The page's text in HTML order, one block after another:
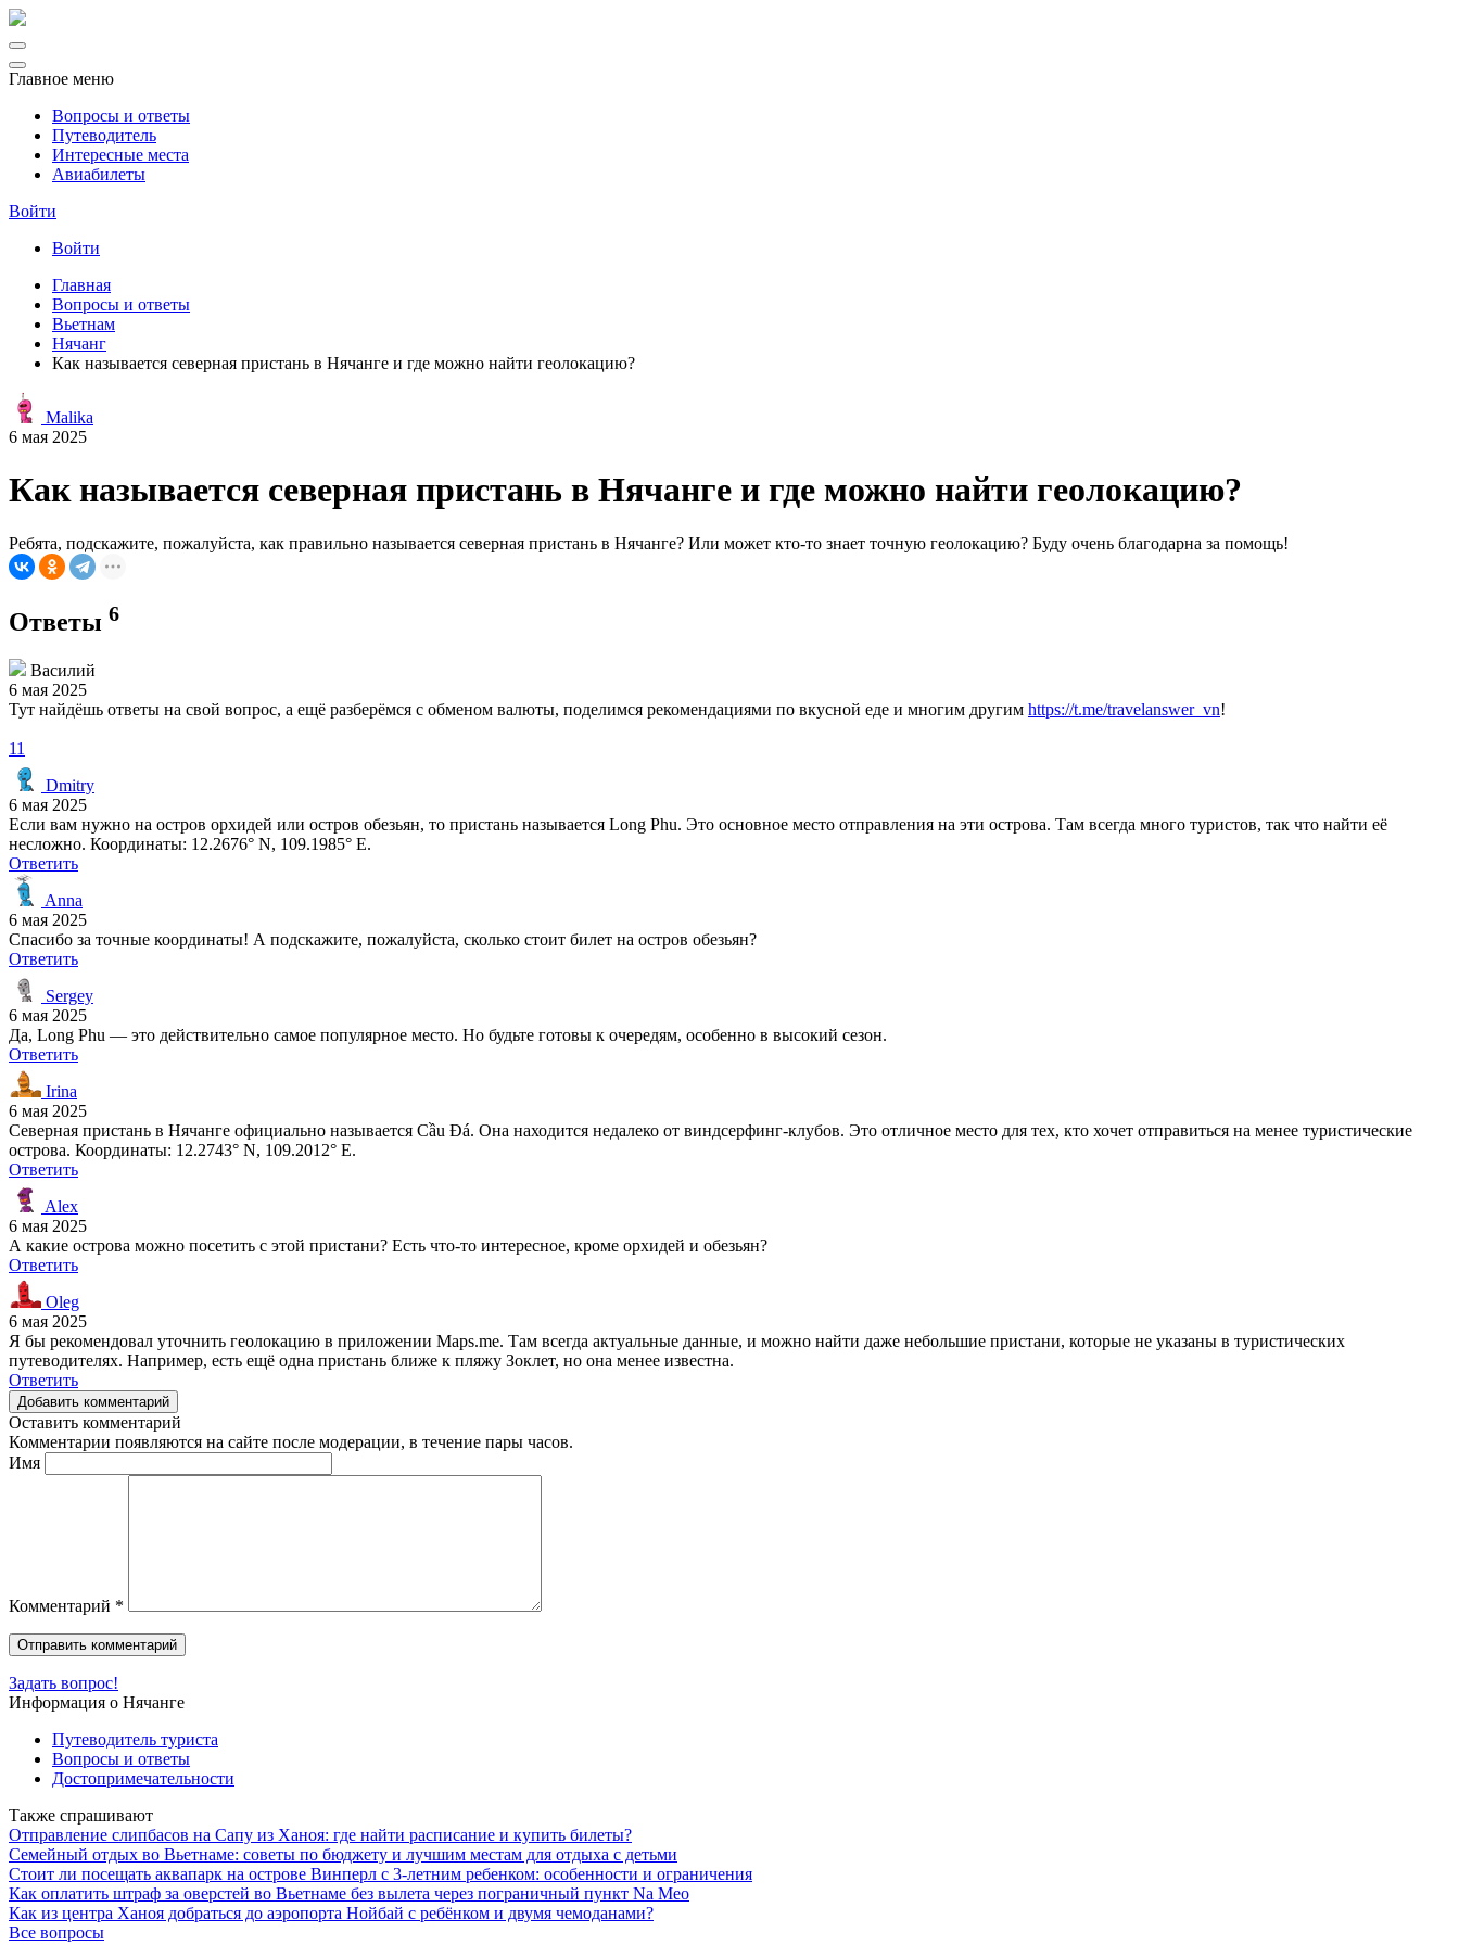
Главное меню
Вопросы и ответы
Путеводитель
Интересные места
Авиабилеты
Войти
Войти
Главная
Вопросы и ответы
Вьетнам
Нячанг
Как называется северная пристань в Нячанге и где можно найти геолокацию?
Malika
6 мая 2025
Как называется северная пристань в Нячанге и где можно найти геолокацию?
Ребята, подскажите, пожалуйста, как правильно называется северная пристань в Нячанге? Или может кто-то знает точную геолокацию? Буду очень благодарна за помощь!
Ответы 6
Василий
6 мая 2025
Тут найдёшь ответы на свой вопрос, а ещё разберёмся с обменом валюты, поделимся рекомендациями по вкусной еде и многим другим https://t.me/travelanswer_vn!
11
Dmitry
6 мая 2025
Если вам нужно на остров орхидей или остров обезьян, то пристань называется Long Phu. Это основное место отправления на эти острова. Там всегда много туристов, так что найти её
несложно. Координаты: 12.2676° N, 109.1985° E.
Ответить
Anna
6 мая 2025
Спасибо за точные координаты! А подскажите, пожалуйста, сколько стоит билет на остров обезьян?
Ответить
Sergey
6 мая 2025
Да, Long Phu — это действительно самое популярное место. Но будьте готовы к очередям, особенно в высокий сезон.
Ответить
Irina
6 мая 2025
Северная пристань в Нячанге официально называется Cầu Đá. Она находится недалеко от виндсерфинг-клубов. Это отличное место для тех, кто хочет отправиться на менее туристические
острова. Координаты: 12.2743° N, 109.2012° E.
Ответить
Alex
6 мая 2025
А какие острова можно посетить с этой пристани? Есть что-то интересное, кроме орхидей и обезьян?
Ответить
Oleg
6 мая 2025
Я бы рекомендовал уточнить геолокацию в приложении Maps.me. Там всегда актуальные данные, и можно найти даже небольшие пристани, которые не указаны в туристических
путеводителях. Например, есть ещё одна пристань ближе к пляжу Зоклет, но она менее известна.
Ответить
Добавить комментарий
Оставить комментарий
Комментарии появляются на сайте после модерации, в течение пары часов.
Имя
Комментарий *
Задать вопрос!
Информация о Нячанге
Путеводитель туриста
Вопросы и ответы
Достопримечательности
Также спрашивают
Отправление слипбасов на Сапу из Ханоя: где найти расписание и купить билеты?
Семейный отдых во Вьетнаме: советы по бюджету и лучшим местам для отдыха с детьми
Стоит ли посещать аквапарк на острове Винперл с 3-летним ребенком: особенности и ограничения
Как оплатить штраф за оверстей во Вьетнаме без вылета через пограничный пункт Na Meo
Как из центра Ханоя добраться до аэропорта Нойбай с ребёнком и двумя чемоданами?
Все вопросы